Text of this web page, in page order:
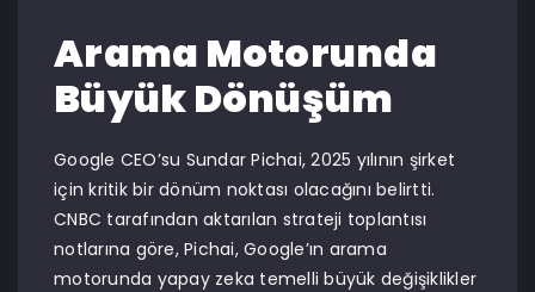
Arama Motorunda
Büyük Dönüşüm
Google CEO’su Sundar Pichai, 2025 yılının şirket
için kritik bir dönüm noktası olacağını belirtti.
CNBC tarafından aktarılan strateji toplantısı
notlarına göre, Pichai, Google’ın arama
motorunda yapay zeka temelli büyük değişiklikler